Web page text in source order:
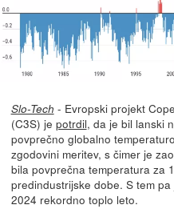
Slo-Tech - Evropski projekt
(C3S) je potrdil, da je bil lanski
povprečno globalno
zgodovini meritev, s čimer je
bila povprečna temperatura za
predindustrijske dobe. S tem
2024 rekordno toplo leto.